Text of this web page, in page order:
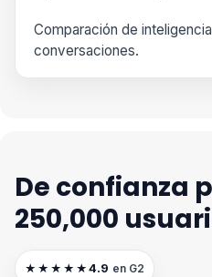
Comparación de
conversaciones.
De confianza
250,000
★★★★★ 4.9 en G2